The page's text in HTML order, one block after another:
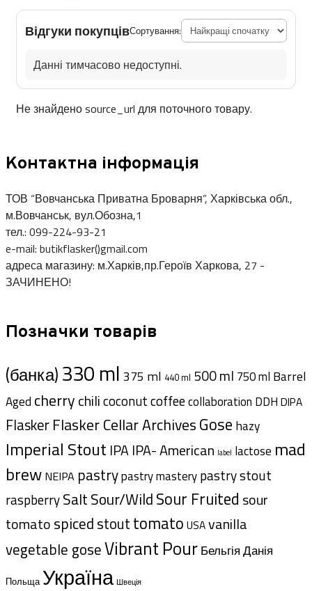
Відгуки покупцівСортування:
Данні тимчасово недоступні.
Не знайдено source_url для поточного товару.
Контактна інформація
ТОВ “Вовчанська Приватна Броварня”, Харківська обл.,
м.Вовчанськ, вул.Обозна,1
тел.: 099-224-93-21
e-mail: butikflasker()gmail.com
адреса магазину: м.Харків,пр.Героїв Харкова, 27 -
ЗАЧИНЕНО!
Позначки товарів
(банка)330 ml 375 ml 440 ml 500 ml 750 ml Barrel
Aged cherrychilicoconutcoffeecollaboration DDH DIPA
FlaskerFlasker Cellar ArchivesGose hazy
Imperial Stout IPA IPA- American label lactose mad
brew NEIPA pastrypastry masterypastry stout
raspberrySaltSour/WildSour Fruited sour
tomatospicedstouttomato USAvanilla
vegetable goseVibrant PourБельгіяДанія
Польща Україна Швеція